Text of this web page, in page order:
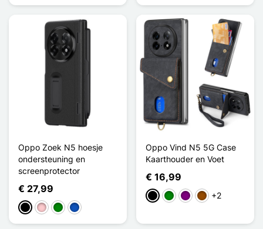
Oppo Zoek N5 hoesje
ondersteuning en
screenprotector
€ 27,99
ZwartRozeGroenSaphir
Oppo Vind N5 5G Case
Kaarthouder en Voet
€ 16,99
ZwartGroenPurperBruin+2